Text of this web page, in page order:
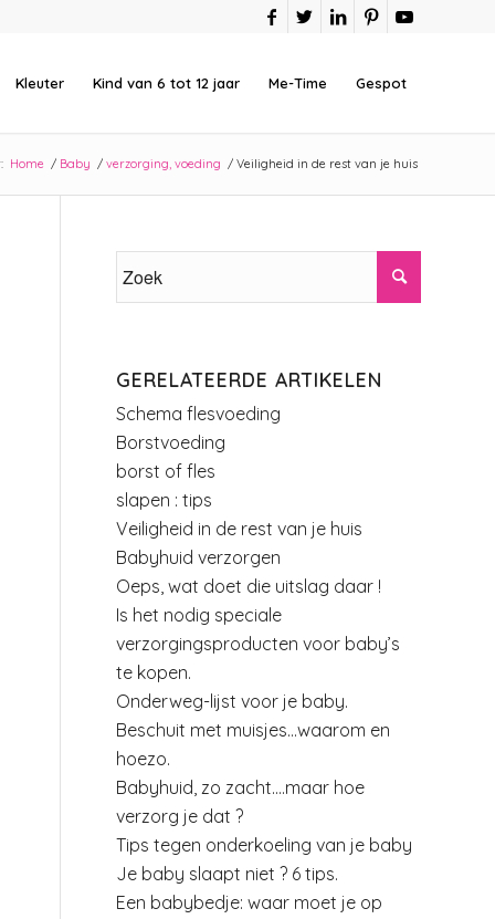
Kleuter Kind van 6 tot 12 jaar Me-Time Gespot
Home / Baby / verzorging, voeding / Veiligheid in de rest van je huis
GERELATEERDE ARTIKELEN
Schema flesvoeding
Borstvoeding
borst of fles
slapen : tips
Veiligheid in de rest van je huis
Babyhuid verzorgen
Oeps, wat doet die uitslag daar !
Is het nodig speciale
verzorgingsproducten voor baby’s
te kopen.
Onderweg-lijst voor je baby.
Beschuit met muisjes…waarom en
hoezo.
Babyhuid, zo zacht….maar hoe
verzorg je dat ?
Tips tegen onderkoeling van je baby
Je baby slaapt niet ? 6 tips.
Een babybedje: waar moet je op